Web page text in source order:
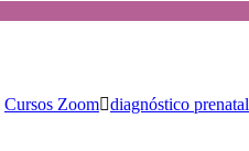
Cursos Zoom diagnóstico prenatal